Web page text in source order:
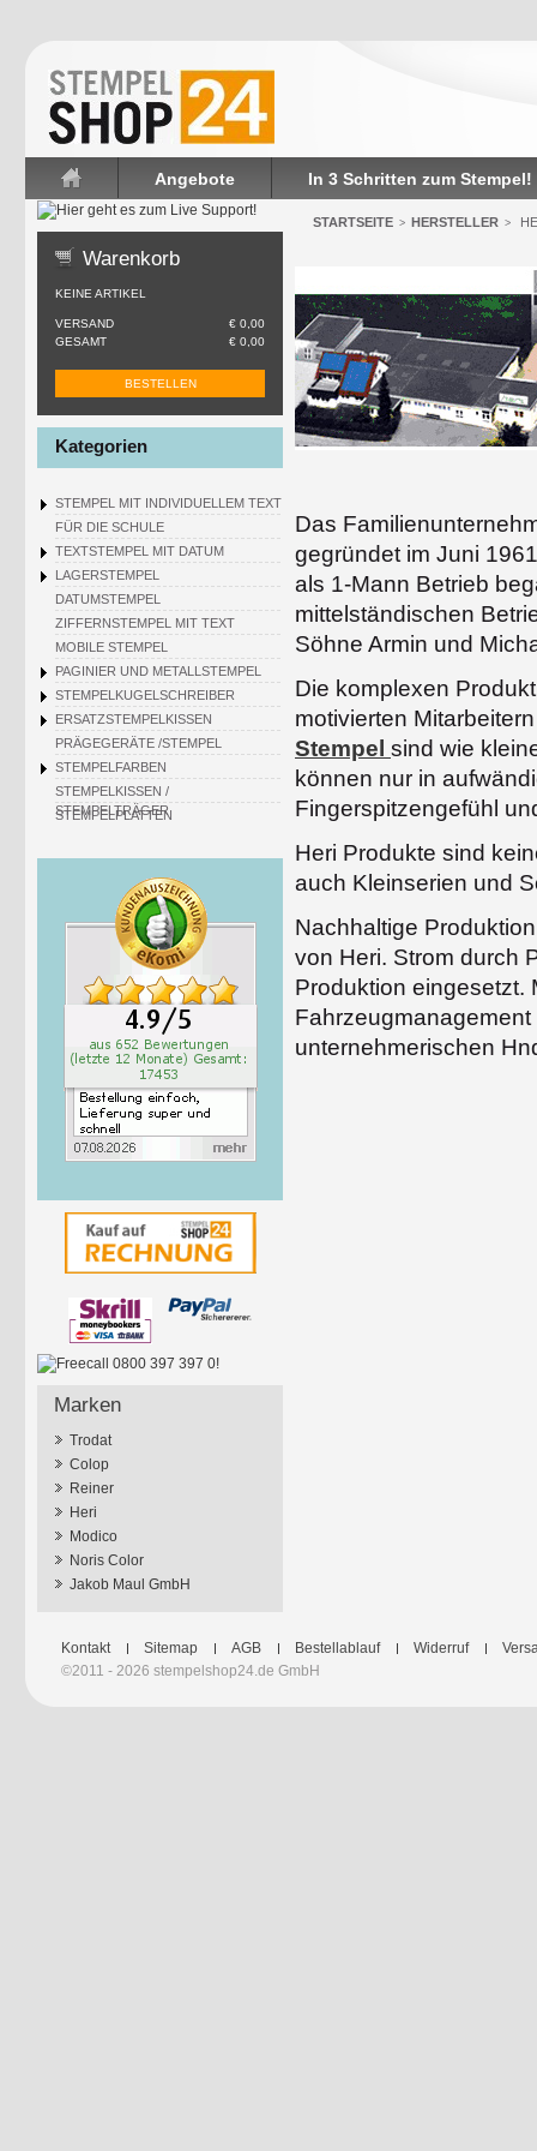
Startseite
Angebote In 3 Schritten zum Stempel!
Warenkorb
KEINE ARTIKEL
VERSAND
€ 0,00
GESAMT
€ 0,00
BESTELLEN
Kategorien
STEMPEL MIT INDIVIDUELLEM TEXT
FÜR DIE SCHULE
TEXTSTEMPEL MIT DATUM
LAGERSTEMPEL
DATUMSTEMPEL
ZIFFERNSTEMPEL MIT TEXT
MOBILE STEMPEL
PAGINIER UND METALLSTEMPEL
STEMPELKUGELSCHREIBER
ERSATZSTEMPELKISSEN
PRÄGEGERÄTE /STEMPEL
STEMPELFARBEN
STEMPELKISSEN /
STEMPELTRÄGER
STEMPELPLATTEN
Marken
Trodat
Colop
Reiner
Heri
Modico
Noris Color
Jakob Maul GmbH
STARTSEITE > HERSTELLER >
Das
gegründet im Juni
als 1-Mann Betrieb
mittelständischen
Söhne Armin und
Die komplexen
motivierten
Stempel sind wie
können nur in
Fingerspitzengefühl
Heri Produkte sind
auch Kleinserien und
Nachhaltige
von Heri. Strom durch
Produktion eingesetzt.
unternehmerischen
Kontakt Sitemap AGB Bestellablauf Widerruf
©2011 - 2026 stempelshop24.de GmbH